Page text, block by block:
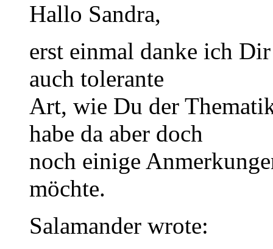
Hallo Sandra,
erst einmal danke ich
auch tolerante
Art, wie Du der
habe da aber doch
noch einige
möchte.
Salamander wrote: